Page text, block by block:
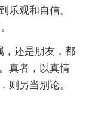
乐观和自信。
还是朋友，都
真者，以真情
则另当别论。